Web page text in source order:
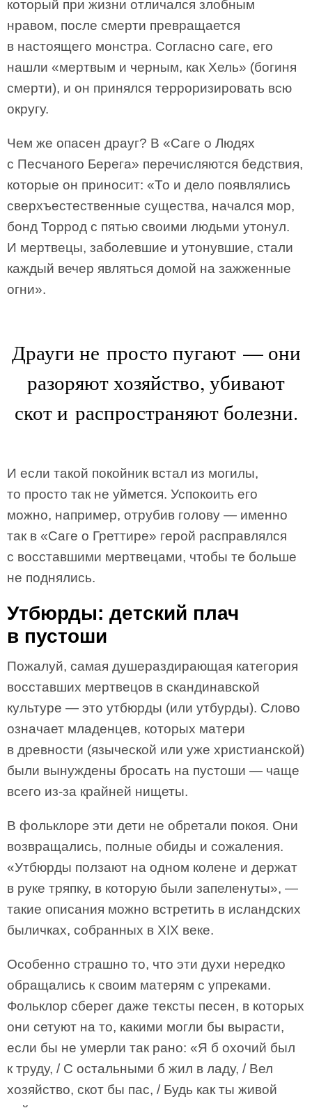
который при жизни отличался злобным
нравом, после смерти превращается
в настоящего монстра. Согласно саге, его
нашли «мертвым и черным, как Хель» (богиня
смерти), и он принялся терроризировать всю
округу.
Чем же опасен драуг? В «Саге о Людях
с Песчаного Берега» перечисляются бедствия,
которые он приносит: «То и дело появлялись
сверхъестественные существа, начался мор,
бонд Торрод с пятью своими людьми утонул.
И мертвецы, заболевшие и утонувшие, стали
каждый вечер являться домой на зажженные
огни».
Драуги не просто пугают — они
разоряют хозяйство, убивают
скот и распространяют болезни.
И если такой покойник встал из могилы,
то просто так не уймется. Успокоить его
можно, например, отрубив голову — именно
так в «Саге о Греттире» герой расправлялся
с восставшими мертвецами, чтобы те больше
не поднялись.
Утбюрды: детский плач
в пустоши
Пожалуй, самая душераздирающая категория
восставших мертвецов в скандинавской
культуре — это утбюрды (или утбурды). Слово
означает младенцев, которых матери
в древности (языческой или уже христианской)
были вынуждены бросать на пустоши — чаще
всего из-за крайней нищеты.
В фольклоре эти дети не обретали покоя. Они
возвращались, полные обиды и сожаления.
«Утбюрды ползают на одном колене и держат
в руке тряпку, в которую были запеленуты», —
такие описания можно встретить в исландских
быличках, собранных в XIX веке.
Особенно страшно то, что эти духи нередко
обращались к своим матерям с упреками.
Фольклор сберег даже тексты песен, в которых
они сетуют на то, какими могли бы вырасти,
если бы не умерли так рано: «Я б охочий был
к труду, / С остальными б жил в ладу, / Вел
хозяйство, скот бы пас, / Будь как ты живой